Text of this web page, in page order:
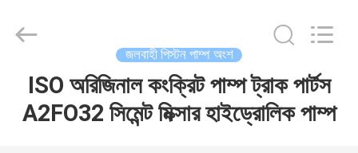
বাড়ি
Power
Co.,Ltd.
Reserved.
জলবাহী পিস্টন পাম্প অংশ
ISO অরিজিনাল কংক্রিট পাম্প ট্রাক পার্টস
A2FO32 সিমেন্ট মিক্সার হাইড্রোলিক পাম্প